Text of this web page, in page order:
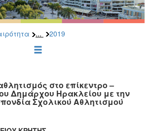
... 2019
στο επίκεντρο –
Δημάρχου Ηρακλείου με την
Σχολικού Αθλητισμού